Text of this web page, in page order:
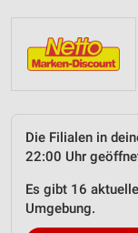
Die Filialen in
22:00 Uhr
Es gibt 16
Umgebung.